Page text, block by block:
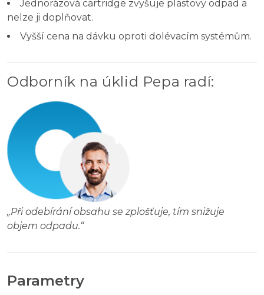
Jednorázová cartridge zvyšuje plastový odpad a
nelze ji doplňovat.
Vyšší cena na dávku oproti dolévacím systémům.
Odborník na úklid Pepa radí:
„Při odebírání obsahu se zplošťuje, tím snižuje
objem odpadu.“
Parametry